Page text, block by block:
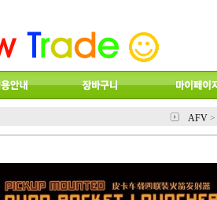
AFV >